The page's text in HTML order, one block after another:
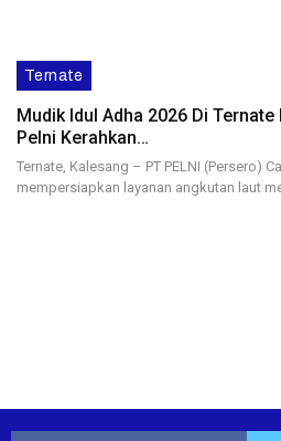
Ternate
Mudik Idul Adha 2026 Di
Pelni Kerahkan…
Ternate, Kalesang – PT PELNI (Persero)
mempersiapkan layanan angkutan laut